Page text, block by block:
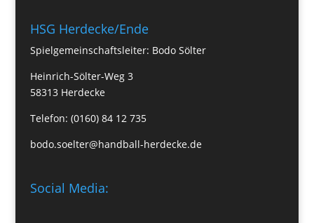
HSG Herdecke/Ende
Spielgemeinschaftsleiter: Bodo Sölter
Heinrich-Sölter-Weg 3
58313 Herdecke
Telefon: (0160) 84 12 735
bodo.soelter@handball-herdecke.de
Social Media: